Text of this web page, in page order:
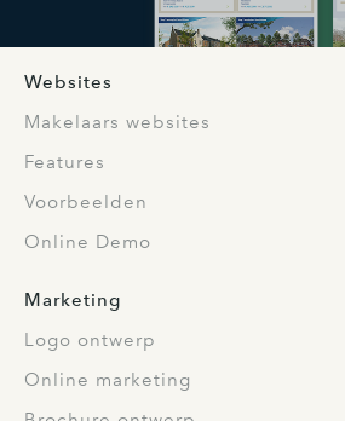
Websites
Makelaars websites
Features
Voorbeelden
Online Demo
Marketing
Logo ontwerp
Online marketing